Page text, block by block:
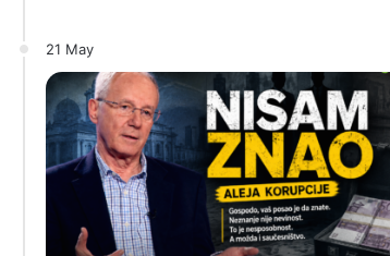
21 May